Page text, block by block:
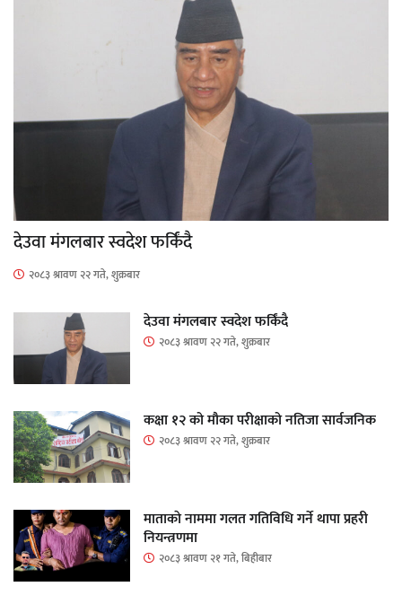
देउवा मंगलबार स्वदेश फर्किंदै
२०८३ श्रावण २२ गते, शुक्रबार
देउवा मंगलबार स्वदेश फर्किंदै
२०८३ श्रावण २२ गते, शुक्रबार
कक्षा १२ को मौका परीक्षाको नतिजा सार्वजनिक
२०८३ श्रावण २२ गते, शुक्रबार
माताकाे नाममा गलत गतिविधि गर्ने थापा प्रहरी
नियन्त्रणमा
२०८३ श्रावण २१ गते, बिहीबार